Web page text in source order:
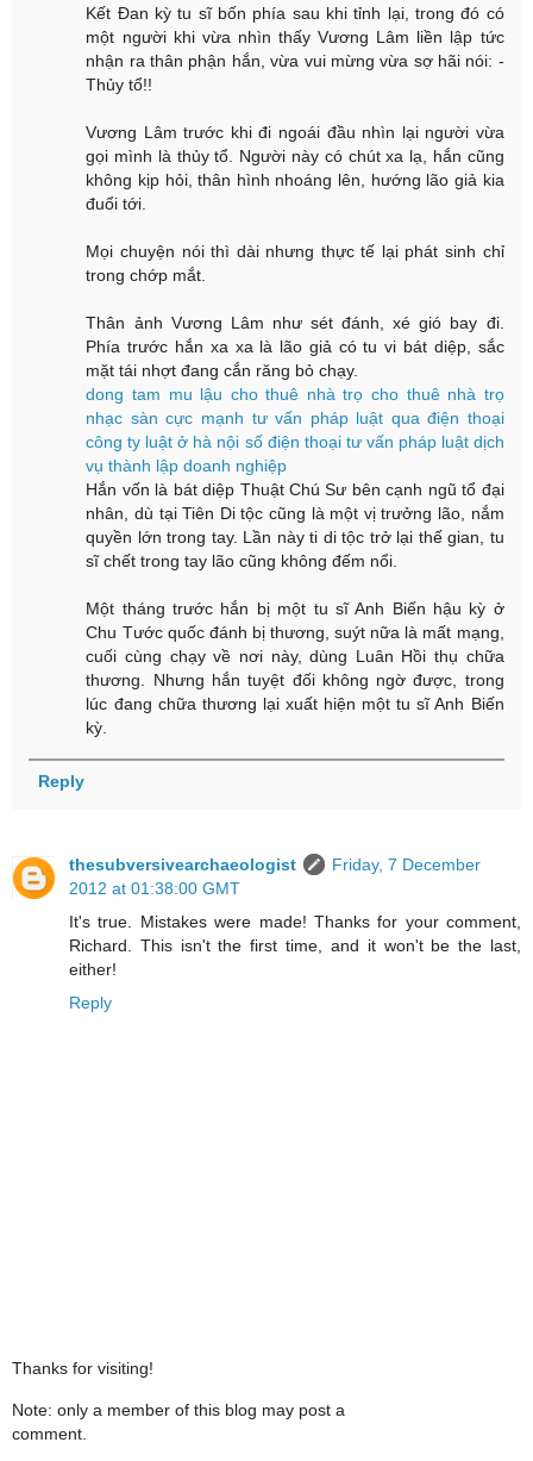
Kết Đan kỳ tu sĩ bốn phía sau khi tỉnh lại, trong đó có
một người khi vừa nhìn thấy Vương Lâm liền lập tức
nhận ra thân phận hắn, vừa vui mừng vừa sợ hãi nói: -
Thủy tổ!!
Vương Lâm trước khi đi ngoái đầu nhìn lại người vừa
gọi mình là thủy tổ. Người này có chút xa lạ, hắn cũng
không kịp hỏi, thân hình nhoáng lên, hướng lão giả kia
đuổi tới.
Mọi chuyện nói thì dài nhưng thực tế lại phát sinh chỉ
trong chớp mắt.
Thân ảnh Vương Lâm như sét đánh, xé gió bay đi.
Phía trước hắn xa xa là lão giả có tu vi bát diệp, sắc
mặt tái nhợt đang cắn răng bỏ chạy.
dong tam mu lậu cho thuê nhà trọ cho thuê nhà trọ
nhạc sàn cực mạnh tư vấn pháp luật qua điện thoại
công ty luật ở hà nội số điện thoại tư vấn pháp luật dịch
vụ thành lập doanh nghiệp
Hắn vốn là bát diệp Thuật Chú Sư bên cạnh ngũ tổ đại
nhân, dù tại Tiên Di tộc cũng là một vị trưởng lão, nắm
quyền lớn trong tay. Lần này ti di tộc trở lại thế gian, tu
sĩ chết trong tay lão cũng không đếm nổi.
Một tháng trước hắn bị một tu sĩ Anh Biến hậu kỳ ở
Chu Tước quốc đánh bị thương, suýt nữa là mất mạng,
cuối cùng chạy về nơi này, dùng Luân Hồi thụ chữa
thương. Nhưng hắn tuyệt đối không ngờ được, trong
lúc đang chữa thương lại xuất hiện một tu sĩ Anh Biến
kỳ.
Reply
thesubversivearchaeologist
Friday, 7 December
2012 at 01:38:00 GMT
It's true. Mistakes were made! Thanks for your comment,
Richard. This isn't the first time, and it won't be the last,
either!
Reply
Thanks for visiting!
Note: only a member of this blog may post a
comment.